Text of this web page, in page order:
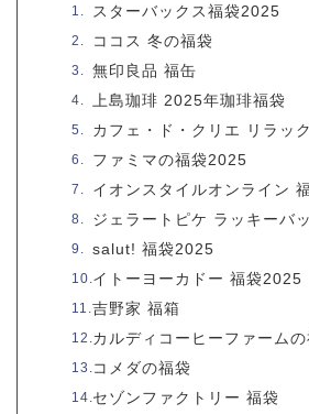
スターバックス福袋2025
ココス 冬の福袋
無印良品 福缶
上島珈琲 2025年珈琲福袋
カフェ・ド・クリエ リラッ
ファミマの福袋2025
イオンスタイルオンライン
ジェラートピケ ラッキーバ
salut! 福袋2025
イトーヨーカドー 福袋2025
吉野家 福箱
カルディコーヒーファームの
コメダの福袋
セゾンファクトリー 福袋